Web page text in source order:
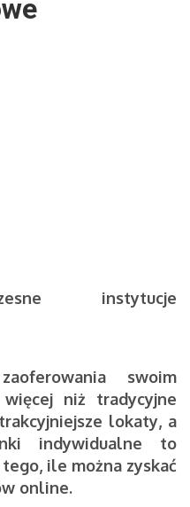
instytucje
swoim
niż tradycyjne
lokaty, a
indywidualne to
ile można zyskać
online.